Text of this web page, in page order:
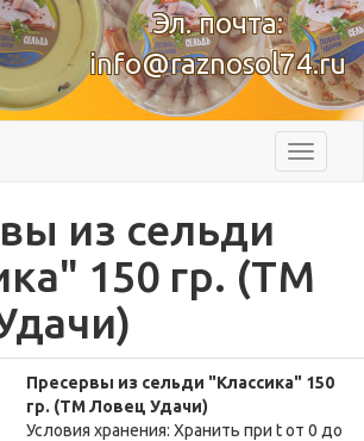
Эл. почта:
info@raznosol74.ru
Меню
из сельди
150 гр. (ТМ
Пресервы из сельди "Классика" 150
гр. (ТМ Ловец Удачи)
Условия хранения: Хранить при t от 0 до